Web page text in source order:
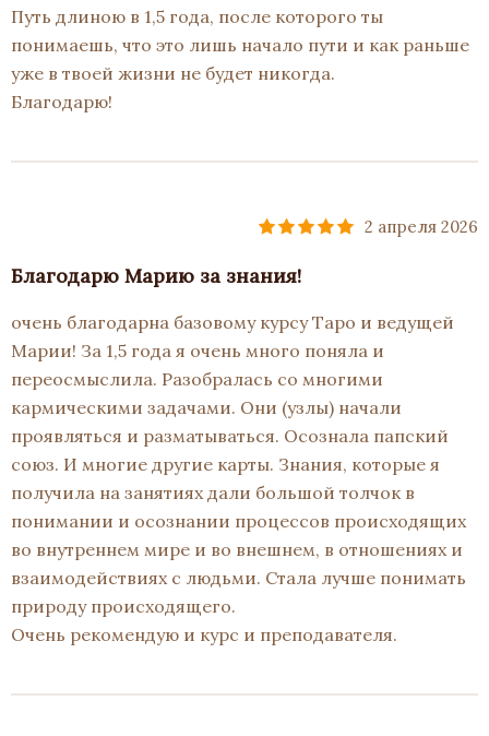
Путь длиною в 1,5 года, после которого ты
понимаешь, что это лишь начало пути и как раньше
уже в твоей жизни не будет никогда.
Благодарю!
2 апреля 2026
Благодарю Марию за знания!
очень благодарна базовому курсу Таро и ведущей
Марии! За 1,5 года я очень много поняла и
переосмыслила. Разобралась со многими
кармическими задачами. Они (узлы) начали
проявляться и разматываться. Осознала папский
союз. И многие другие карты. Знания, которые я
получила на занятиях дали большой толчок в
понимании и осознании процессов происходящих
во внутреннем мире и во внешнем, в отношениях и
взаимодействиях с людьми. Стала лучше понимать
природу происходящего.
Очень рекомендую и курс и преподавателя.